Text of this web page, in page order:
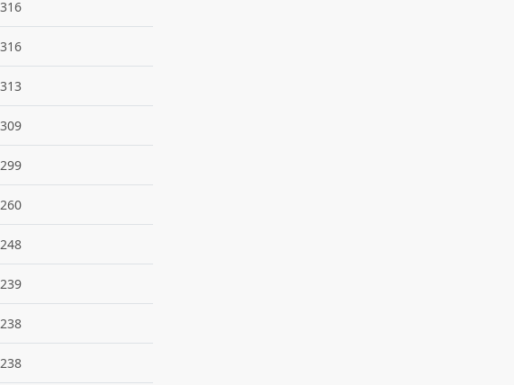
316
316
313
309
299
260
248
239
238
238